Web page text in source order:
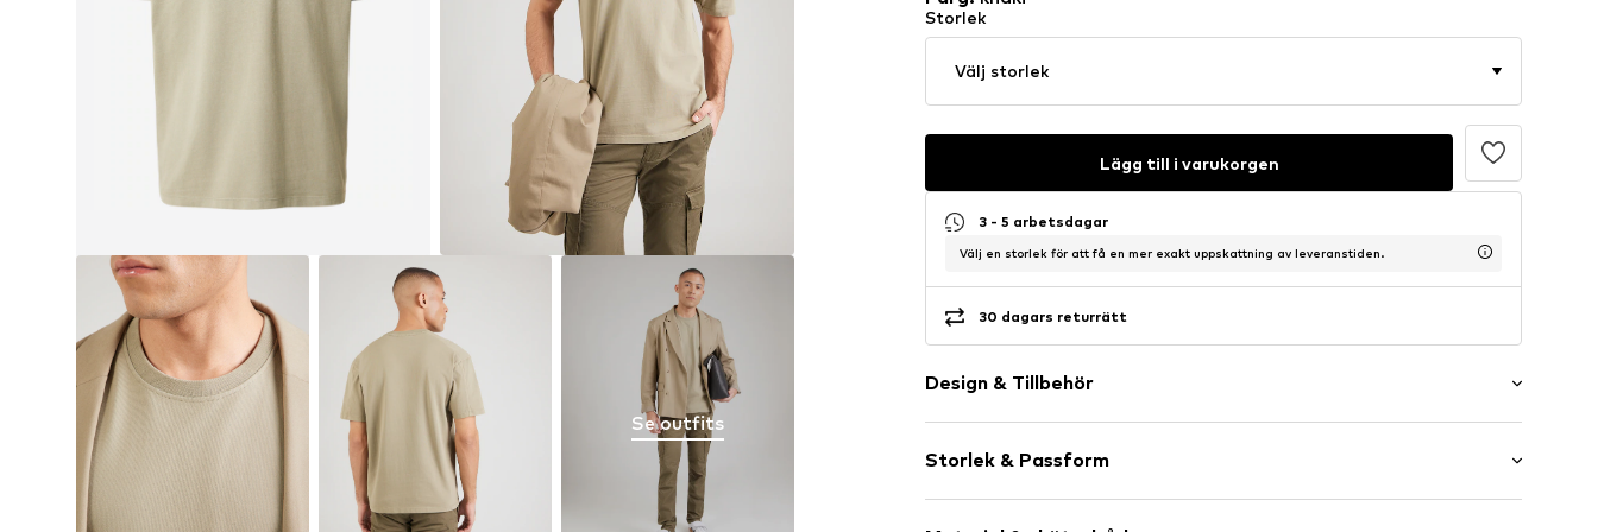
Se outfits
Storlek
Välj storlek
Lägg till i varukorgen
3 - 5 arbetsdagar
Välj en storlek för att få en mer exakt uppskattning av leveranstiden.
30 dagars returrätt
Design & Tillbehör
Jersey
Rundringning
Ribbstickad krage
Storlek & Passform